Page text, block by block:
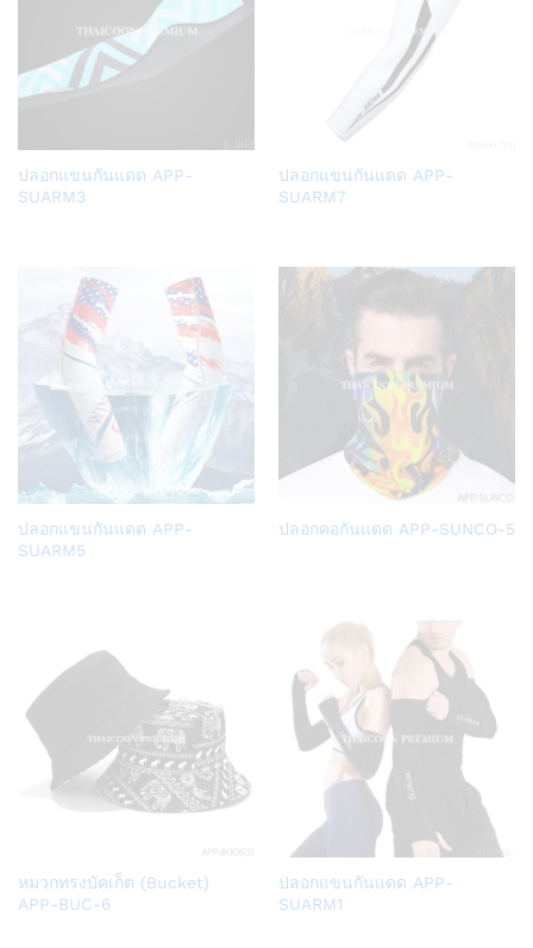
Add
ปลอกแขนกันแดด APP-
SUARM3
Add
ปลอกแขนกันแดด APP-
SUARM7
Add
ปลอกแขนกันแดด APP-
SUARM5
Add
ปลอกคอกันแดด APP-SUNCO-5
Add
หมวกทรงบัคเก็ต (Bucket)
APP-BUC-6
Add
ปลอกแขนกันแดด APP-
SUARM1